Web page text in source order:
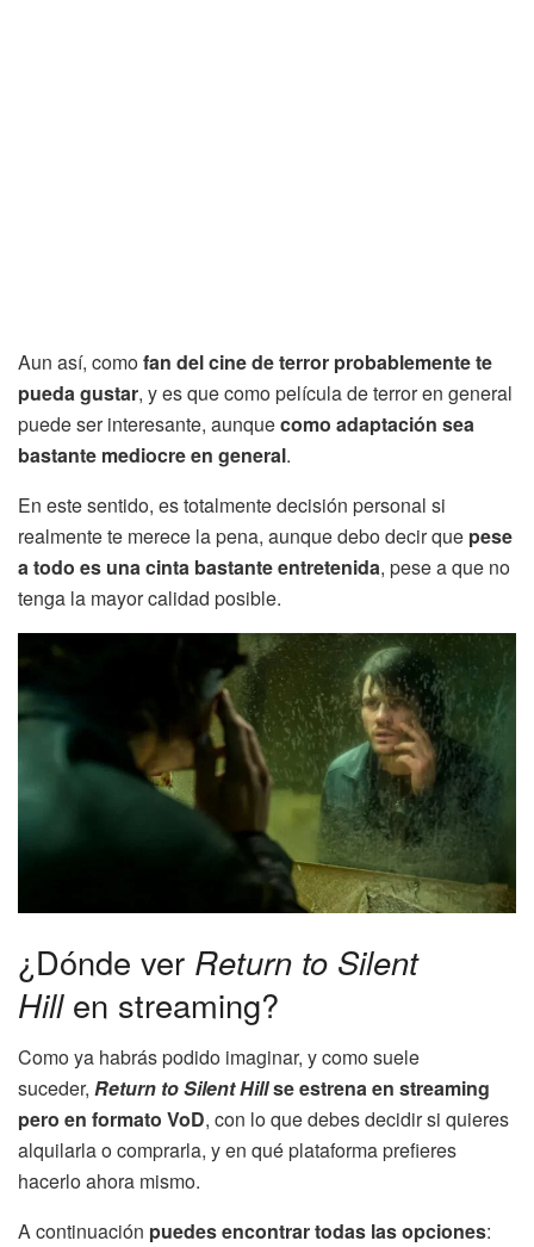
Aun así, comofan del cine de terror probablemente te
pueda gustar, y es que como película de terror en general
puede ser interesante, aunquecomo adaptación sea
bastante mediocre en general.
En este sentido, es totalmente decisión personal si
realmente te merece la pena, aunque debo decir que pese
a todo es una cinta bastante entretenida, pese a que no
tenga la mayor calidad posible.
¿Dónde ver Return to Silent
Hill en streaming?
Como ya habrás podido imaginar, y como suele
suceder, Return to Silent Hillse estrena en streaming
pero en formato VoD, con lo que debes decidir si quieres
alquilarla o comprarla, y en qué plataforma prefieres
hacerlo ahora mismo.
A continuación puedes encontrar todas las opciones: